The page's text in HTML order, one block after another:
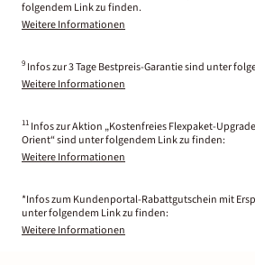
folgendem Link zu finden.
Weitere Informationen
9 Infos zur 3 Tage Bestpreis-Garantie sind unter
Weitere Informationen
11 Infos zur Aktion „Kostenfreies Flexpaket-
Orient“ sind unter folgendem Link zu finden:
Weitere Informationen
*Infos zum Kundenportal-Rabattgutschein mit
unter folgendem Link zu finden:
Weitere Informationen